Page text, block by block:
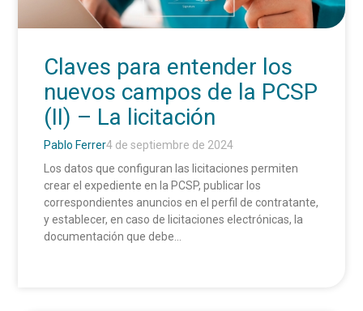
Claves para entender los
nuevos campos de la PCSP
(II) – La licitación
Pablo Ferrer4 de septiembre de 2024
Los datos que configuran las licitaciones permiten
crear el expediente en la PCSP, publicar los
correspondientes anuncios en el perfil de contratante,
y establecer, en caso de licitaciones electrónicas, la
documentación que debe...